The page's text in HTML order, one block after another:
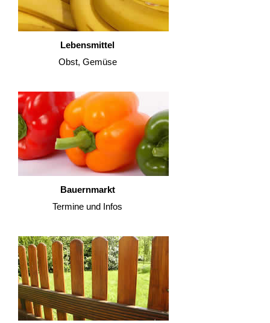
Lebensmittel
Obst, Gemüse
Bauernmarkt
Termine und Infos